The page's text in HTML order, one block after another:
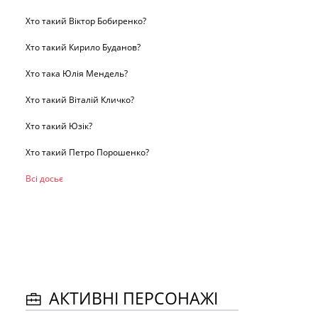
Хто такий Віктор Бобиренко?
Хто такий Кирило Буданов?
Хто така Юлія Мендель?
Хто такий Віталій Кличко?
Хто такий Юзік?
Хто такий Петро Порошенко?
Всі досьє
АКТИВНІ ПЕРСОНАЖІ